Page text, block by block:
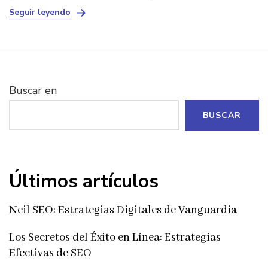
Seguir leyendo
Buscar en
BUSCAR
Últimos artículos
Neil SEO: Estrategias Digitales de Vanguardia
Los Secretos del Éxito en Línea: Estrategias
Efectivas de SEO